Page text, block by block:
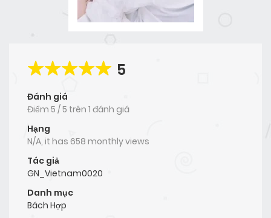
5
Đánh giá
Điểm 5 /5 trên 1 đánh giá
Hạng
N/A, it has 658 monthly views
Tác giả
GN_Vietnam0020
Danh mục
Bách Hợp